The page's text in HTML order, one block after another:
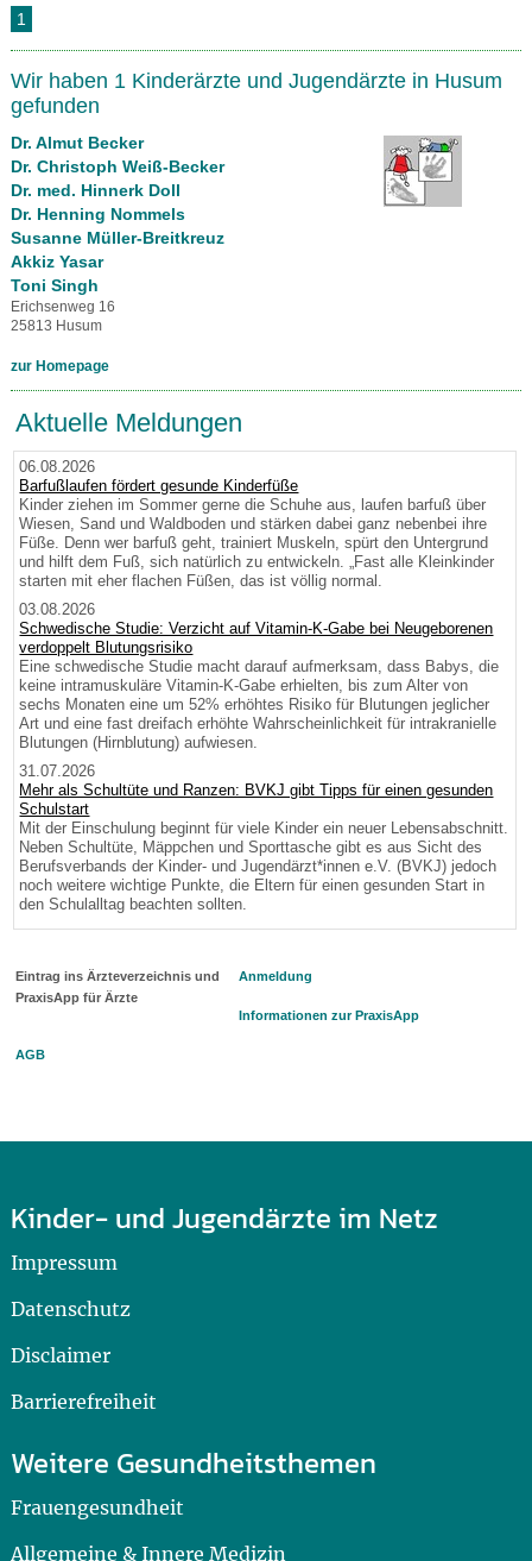
1
Wir haben 1 Kinderärzte und Jugendärzte in Husum
gefunden
Dr. Almut Becker
Dr. Christoph Weiß-Becker
Dr. med. Hinnerk Doll
Dr. Henning Nommels
Susanne Müller-Breitkreuz
Akkiz Yasar
Toni Singh
Erichsenweg 16
25813 Husum
zur Homepage
Aktuelle Meldungen
06.08.2026
Barfußlaufen fördert gesunde Kinderfüße
Kinder ziehen im Sommer gerne die Schuhe aus, laufen barfuß über
Wiesen, Sand und Waldboden und stärken dabei ganz nebenbei ihre
Füße. Denn wer barfuß geht, trainiert Muskeln, spürt den Untergrund
und hilft dem Fuß, sich natürlich zu entwickeln. „Fast alle Kleinkinder
starten mit eher flachen Füßen, das ist völlig normal.
03.08.2026
Schwedische Studie: Verzicht auf Vitamin-K-Gabe bei Neugeborenen
verdoppelt Blutungsrisiko
Eine schwedische Studie macht darauf aufmerksam, dass Babys, die
keine intramuskuläre Vitamin-K-Gabe erhielten, bis zum Alter von
sechs Monaten eine um 52% erhöhtes Risiko für Blutungen jeglicher
Art und eine fast dreifach erhöhte Wahrscheinlichkeit für intrakranielle
Blutungen (Hirnblutung) aufwiesen.
31.07.2026
Mehr als Schultüte und Ranzen: BVKJ gibt Tipps für einen gesunden
Schulstart
Mit der Einschulung beginnt für viele Kinder ein neuer Lebensabschnitt.
Neben Schultüte, Mäppchen und Sporttasche gibt es aus Sicht des
Berufsverbands der Kinder- und Jugendärzt*innen e.V. (BVKJ) jedoch
noch weitere wichtige Punkte, die Eltern für einen gesunden Start in
den Schulalltag beachten sollten.
Eintrag ins Ärzteverzeichnis und
PraxisApp für Ärzte
Anmeldung
Informationen zur PraxisApp
AGB
Kinder- und Jugendärzte im Netz
Impressum
Datenschutz
Disclaimer
Barrierefreiheit
Weitere Gesundheitsthemen
Frauengesundheit
Allgemeine & Innere Medizin